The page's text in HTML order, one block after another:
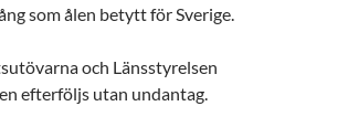
som ålen betytt för Sverige.
och Länsstyrelsen
efterföljs utan undantag.